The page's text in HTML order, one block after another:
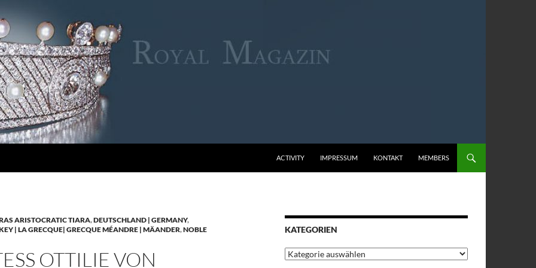
ACTIVITY IMPRESSUM KONTAKT MEMBERS
ARISTOCRATIC TIARA,DEUTSCHLAND | GERMANY,
| LA GRECQUE| GRECQUE MÉANDRE | MÄANDER,NOBLE
OTTILIE VON
KATEGORIEN
Kategorien